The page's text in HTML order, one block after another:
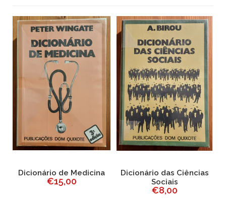
Dicionário de Medicina
€15,00
Dicionário das Ciências
Sociais
€8,00